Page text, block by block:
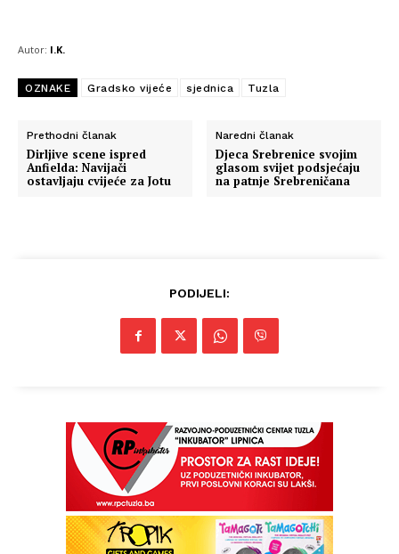
Autor: I.K.
OZNAKE Gradsko vijeće sjednica Tuzla
Prethodni članak
Dirljive scene ispred
Anfielda: Navijači
ostavljaju cvijeće za Jotu
Naredni članak
Djeca Srebrenice svojim
glasom svijet podsjećaju
na patnje Srebreničana
PODIJELI: